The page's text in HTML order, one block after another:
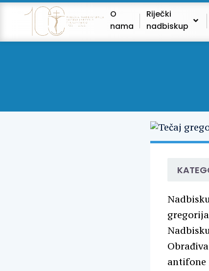
O
nama
Riječki
nadbiskup
antifone